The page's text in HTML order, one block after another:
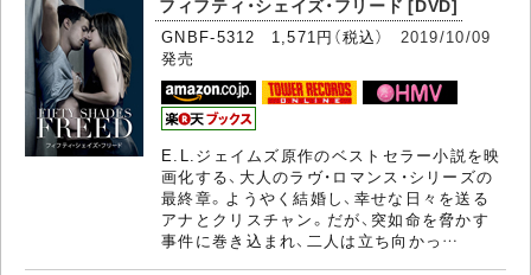
GNBF-5312 1,571円（税込） 2019/10/09
発売
E.L.ジェイムズ原作のベストセラー小説を映
画化する、大人のラヴ・ロマンス・シリーズの
最終章。ようやく結婚し、幸せな日々を送る
アナとクリスチャン。だが、突如命を脅かす
事件に巻き込まれ、二人は立ち向かっ…